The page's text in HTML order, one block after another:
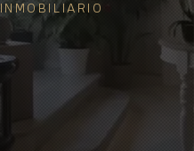
INMOBILIARIO